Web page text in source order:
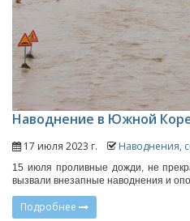
Наводнение в Южной
17 июля 2023 г. Наводнения,
15 июля проливные дожди, не
вызвали внезапные наводнения и
Подробнее